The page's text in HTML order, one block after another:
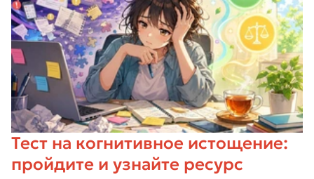
Тест на когнитивное истощение:
пройдите и узнайте ресурс